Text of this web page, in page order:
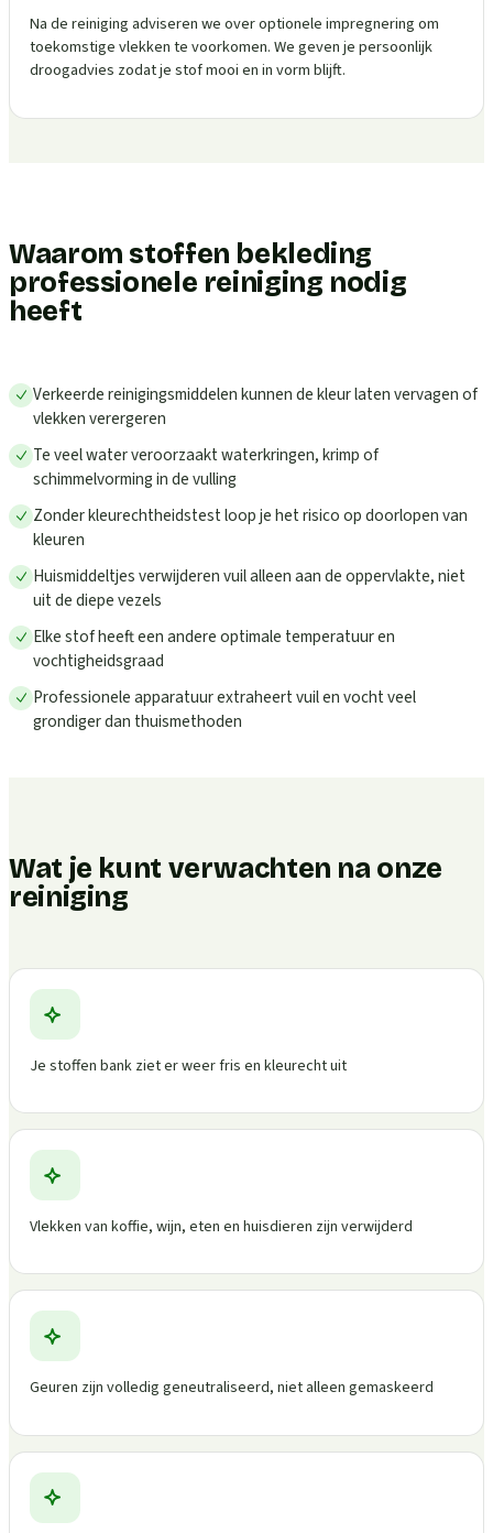
Na de reiniging adviseren we over optionele impregnering om
toekomstige vlekken te voorkomen. We geven je persoonlijk
droogadvies zodat je stof mooi en in vorm blijft.
Waarom stoffen bekleding
professionele reiniging nodig
heeft
Verkeerde reinigingsmiddelen kunnen de kleur laten vervagen of
vlekken verergeren
Te veel water veroorzaakt waterkringen, krimp of
schimmelvorming in de vulling
Zonder kleurechtheidstest loop je het risico op doorlopen van
kleuren
Huismiddeltjes verwijderen vuil alleen aan de oppervlakte, niet
uit de diepe vezels
Elke stof heeft een andere optimale temperatuur en
vochtigheidsgraad
Professionele apparatuur extraheert vuil en vocht veel
grondiger dan thuismethoden
Wat je kunt verwachten na onze
reiniging
Je stoffen bank ziet er weer fris en kleurecht uit
Vlekken van koffie, wijn, eten en huisdieren zijn verwijderd
Geuren zijn volledig geneutraliseerd, niet alleen gemaskeerd